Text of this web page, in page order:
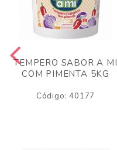
TEMPERO SABOR A MI
COM PIMENTA 5KG
Código: 40177